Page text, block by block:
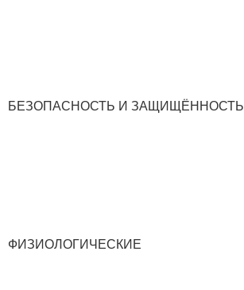
БЕЗОПАСНОСТЬ И ЗАЩИЩЁННОСТЬ
ФИЗИОЛОГИЧЕСКИЕ